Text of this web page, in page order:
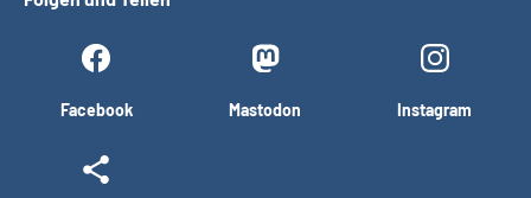
Facebook Mastodon Instagram